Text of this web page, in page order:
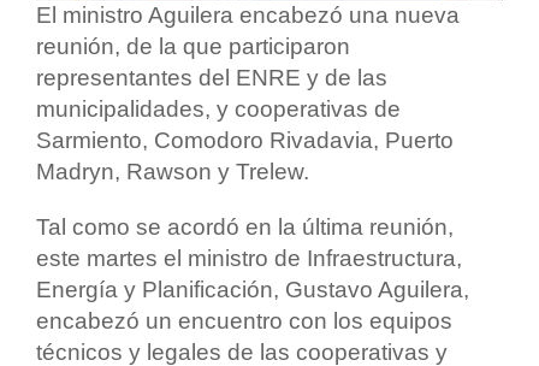
El ministro Aguilera encabezó una nueva
reunión, de la que participaron
representantes del ENRE y de las
municipalidades, y cooperativas de
Sarmiento, Comodoro Rivadavia, Puerto
Madryn, Rawson y Trelew.
Tal como se acordó en la última reunión,
este martes el ministro de Infraestructura,
Energía y Planificación, Gustavo Aguilera,
encabezó un encuentro con los equipos
técnicos y legales de las cooperativas y